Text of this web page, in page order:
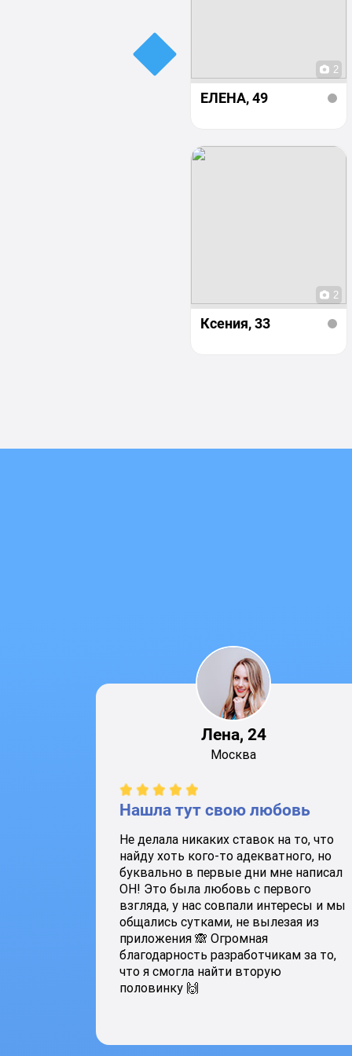
2
ЕЛЕНА, 49
2
Ксения, 33
Лена, 24
Москва
Нашла тут свою любовь
Не делала никаких ставок на то, что
найду хоть кого-то адекватного, но
буквально в первые дни мне написал
ОН! Это была любовь с первого
взгляда, у нас совпали интересы и мы
общались сутками, не вылезая из
приложения 🙈 Огромная
благодарность разработчикам за то,
что я смогла найти вторую
половинку 🙌